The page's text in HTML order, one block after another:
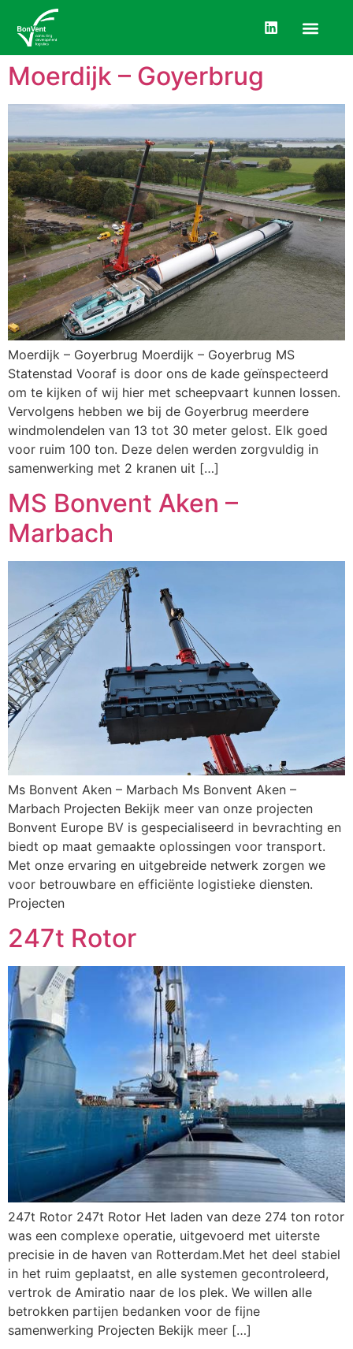
Moerdijk – Goyerbrug
Moerdijk – Goyerbrug Moerdijk – Goyerbrug MS
Statenstad Vooraf is door ons de kade geïnspecteerd
om te kijken of wij hier met scheepvaart kunnen lossen.
Vervolgens hebben we bij de Goyerbrug meerdere
windmolendelen van 13 tot 30 meter gelost. Elk goed
voor ruim 100 ton. Deze delen werden zorgvuldig in
samenwerking met 2 kranen uit […]
MS Bonvent Aken –
Marbach
Ms Bonvent Aken – Marbach Ms Bonvent Aken –
Marbach Projecten Bekijk meer van onze projecten
Bonvent Europe BV is gespecialiseerd in bevrachting en
biedt op maat gemaakte oplossingen voor transport.
Met onze ervaring en uitgebreide netwerk zorgen we
voor betrouwbare en efficiënte logistieke diensten.
Projecten
247t Rotor
247t Rotor 247t Rotor Het laden van deze 274 ton rotor
was een complexe operatie, uitgevoerd met uiterste
precisie in de haven van Rotterdam.Met het deel stabiel
in het ruim geplaatst, en alle systemen gecontroleerd,
vertrok de Amiratio naar de los plek. We willen alle
betrokken partijen bedanken voor de fijne
samenwerking Projecten Bekijk meer […]